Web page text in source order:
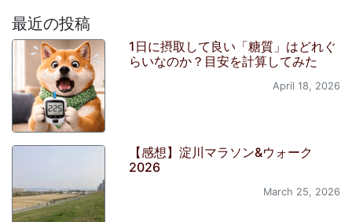
最近の投稿
1日に摂取して良い「糖質」はどれぐ
らいなのか？目安を計算してみた
April 18, 2026
【感想】淀川マラソン&ウォーク
2026
March 25, 2026